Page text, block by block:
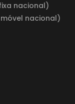
nacional)
nacional)